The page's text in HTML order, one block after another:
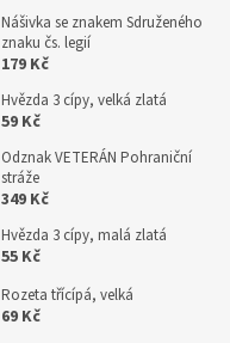
Nášivka se znakem Sdruženého
znaku čs. legií
179 Kč
Hvězda 3 cípy, velká zlatá
59 Kč
Odznak VETERÁN Pohraniční
stráže
349 Kč
Hvězda 3 cípy, malá zlatá
55 Kč
Rozeta třícípá, velká
69 Kč